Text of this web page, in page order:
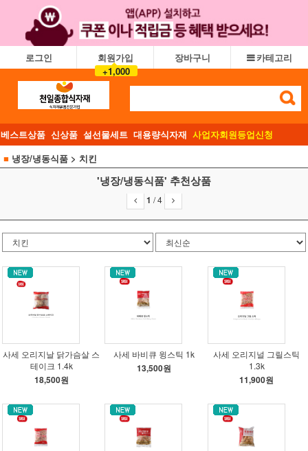
로그인
회원가입
+1,000
장바구니 카테고리
베스트상품 신상품 설선물세트 대용량식자재 사업자회원등업신청
■ 냉장/냉동식품 > 치킨
'냉장/냉동식품' 추천상품
1 /4
사세 오리지날 닭가슴살 스
테이크 1.4k
18,500원
사세 바비큐 윙스틱 1k
13,500원
사세 오리지널 그릴스틱
1.3k
11,900원